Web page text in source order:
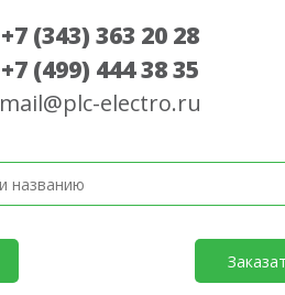
+7 (343) 363 20 28
+7 (499) 444 38 35
mail@plc-electro.ru